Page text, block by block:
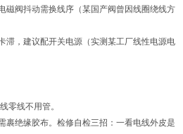
磁阀抖动需换线序（某国产阀曾因线圈绕线方
滞，建议配开关电源（实测某工厂线性电源电
零线不用管。
裹绝缘胶布。检修自检三招：一看电线外皮是